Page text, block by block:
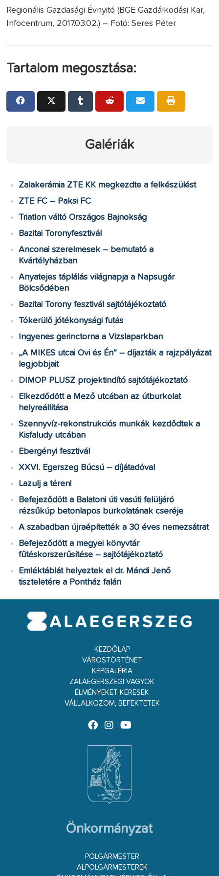
Regionális Gazdasági Évnyitó (BGE Gazdálkodási Kar,
Infocentrum, 2017.03.02.) – Fotó: Seres Péter
Tartalom megosztása:
Galériák
Zalakerámia ZTE KK megkezdte a felkészülést
ZTE FC – Paksi FC
Triatlon váltó Országos Bajnokság
Bazitai Toronyfesztivál
Anconai szerelmesek – bemutató a
Kvártélyházban
Anyatejes táplálás világnapja a Napsugár
Bölcsődében
Bazitai Torony fesztivál sajtótájékoztató
Tókerülő jótékonysági futás
Ingyenes gerinctorna a Vizslaparkban
„A MIKES utcai Ovi és Én” – díjazták a rajzpályázat
legjobbjait
DIMOP PLUSZ projektindító sajtótájékoztató
Elkezdődött a Mező utcában az útburkolat
helyreállítása
Szennyvíz-rekonstrukciós munkák kezdődtek a
Kisfaludy utcában
Ebergényi fesztivál
XXVI. Egerszeg Búcsú – díjátadóval
Lazulj a téren!
Befejeződött a Balatoni úti vasúti felüljáró
rézsűkúp betonlapos burkolatának cseréje
A szabadban újraépítették a 30 éves nemezsátrat
Befejeződött a megyei könyvtár
fűtéskorszerűsítése – sajtótájékoztató
Emléktáblát helyeztek el dr. Mándi Jenő
tiszteletére a Pontház falán
KEZDŐLAP
VÁROSTÖRTÉNET
KÉPGALÉRIA
ZALAEGERSZEGI VAGYOK
ÉLMÉNYEKET KERESEK
VÁLLALKOZOM, BEFEKTETEK
Önkormányzat
POLGÁRMESTER
ALPOLGÁRMESTEREK